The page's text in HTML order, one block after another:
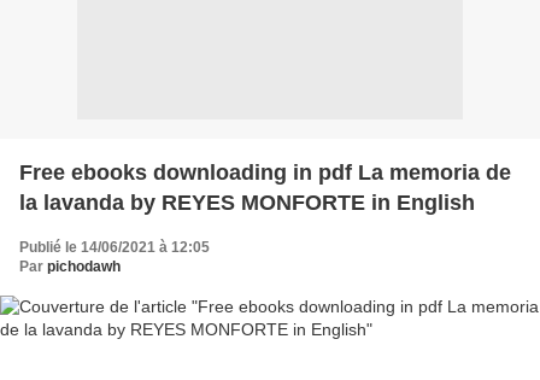
Free ebooks downloading in pdf La memoria de
la lavanda by REYES MONFORTE in English
Publié le 14/06/2021 à 12:05
Par pichodawh